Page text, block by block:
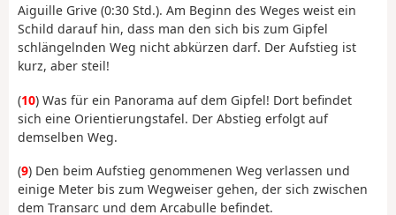
Aiguille Grive (0:30 Std.). Am Beginn des Weges weist ein
Schild darauf hin, dass man den sich bis zum Gipfel
schlängelnden Weg nicht abkürzen darf. Der Aufstieg ist
kurz, aber steil!
(10) Was für ein Panorama auf dem Gipfel! Dort befindet
sich eine Orientierungstafel. Der Abstieg erfolgt auf
demselben Weg.
(9) Den beim Aufstieg genommenen Weg verlassen und
einige Meter bis zum Wegweiser gehen, der sich zwischen
dem Transarc und dem Arcabulle befindet.